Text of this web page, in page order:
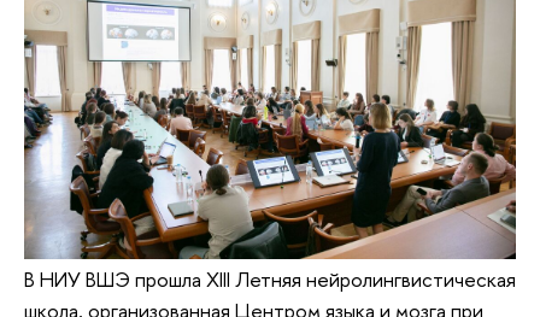
В НИУ ВШЭ прошла XIII Летняя нейролингвистическая
школа, организованная Центром языка и мозга при